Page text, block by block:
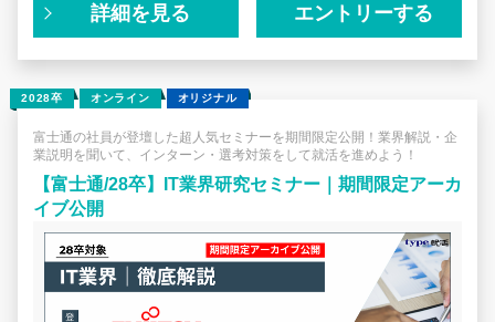
詳細を見る エントリーする
2028卒 オンライン オリジナル
富士通の社員が登壇した超人気セミナーを期間限定公開！業界解説・企
業説明を聞いて、インターン・選考対策をして就活を進めよう！
【富士通/28卒】IT業界研究セミナー｜期間限定アーカ
イブ公開